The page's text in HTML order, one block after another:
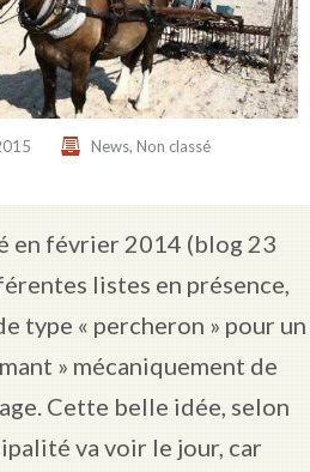
News, Non classé
en février 2014 (blog 23
listes en présence,
type « percheron » pour un
» mécaniquement de
Cette belle idée, selon
va voir le jour, car